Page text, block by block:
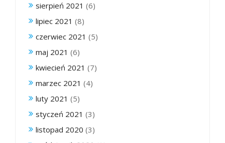
sierpień 2021 (6)
lipiec 2021 (8)
czerwiec 2021 (5)
maj 2021 (6)
kwiecień 2021 (7)
marzec 2021 (4)
luty 2021 (5)
styczeń 2021 (3)
listopad 2020 (3)